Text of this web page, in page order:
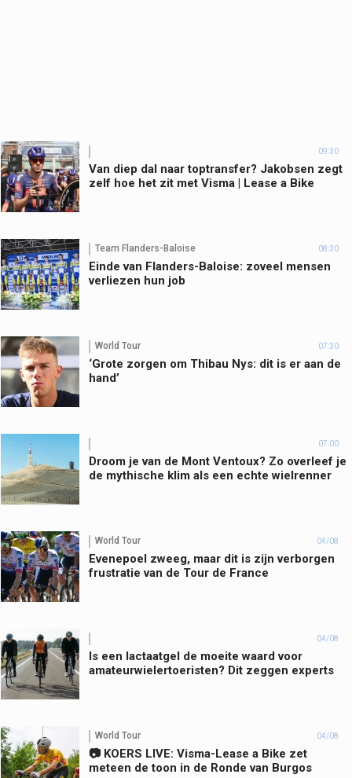
09:30
Van diep dal naar toptransfer? Jakobsen zegt
zelf hoe het zit met Visma | Lease a Bike
Team Flanders-Baloise 08:30
Einde van Flanders-Baloise: zoveel mensen
verliezen hun job
World Tour 07:30
‘Grote zorgen om Thibau Nys: dit is er aan de
hand’
07:00
Droom je van de Mont Ventoux? Zo overleef je
de mythische klim als een echte wielrenner
World Tour 04/08
Evenepoel zweeg, maar dit is zijn verborgen
frustratie van de Tour de France
04/08
Is een lactaatgel de moeite waard voor
amateurwielertoeristen? Dit zeggen experts
World Tour 04/08
📷 KOERS LIVE: Visma-Lease a Bike zet
meteen de toon in de Ronde van Burgos